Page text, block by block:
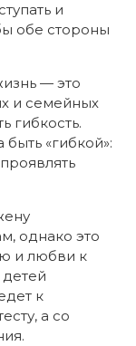
и
обе стороны
— это
и семейных
гибкость.
«гибкой»:
однако это
и любви к
детей
к
а со